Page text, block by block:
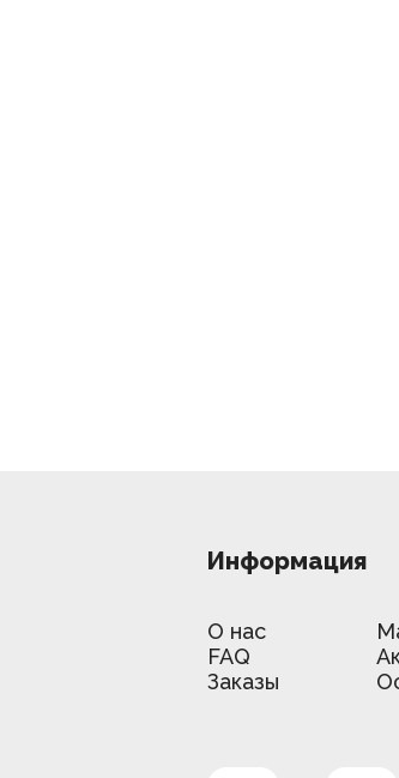
Информация
О нас
FAQ
Заказы